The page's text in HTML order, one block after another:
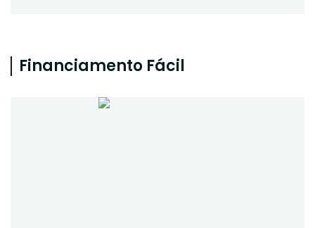
Financiamento Fácil